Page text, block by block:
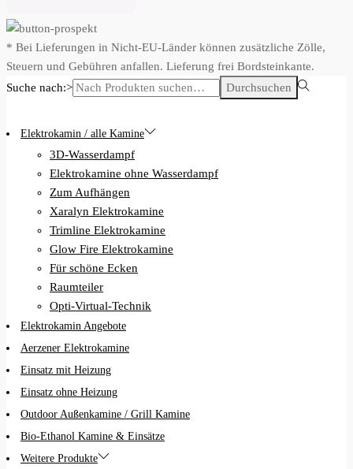
* Bei Lieferungen in Nicht-EU-Länder können zusätzliche Zölle,
Steuern und Gebühren anfallen. Lieferung frei Bordsteinkante.
Suche nach:>
Durchsuchen
Elektrokamin / alle Kamine
3D-Wasserdampf
Elektrokamine ohne Wasserdampf
Zum Aufhängen
Xaralyn Elektrokamine
Trimline Elektrokamine
Glow Fire Elektrokamine
Für schöne Ecken
Raumteiler
Opti-Virtual-Technik
Elektrokamin Angebote
Aerzener Elektrokamine
Einsatz mit Heizung
Einsatz ohne Heizung
Outdoor Außenkamine / Grill Kamine
Bio-Ethanol Kamine & Einsätze
Weitere Produkte